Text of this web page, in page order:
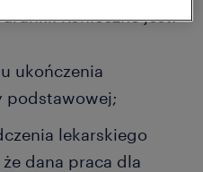
Konieczne jest:
ukończenia
podstawowej;
lekarskiego
dana praca dla